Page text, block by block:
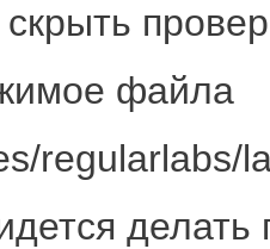
файла
regularlabs/